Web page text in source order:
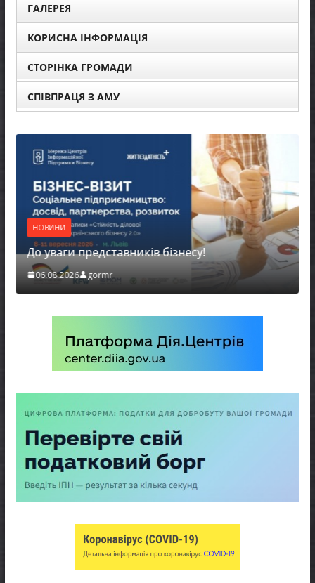
ГАЛЕРЕЯ
КОРИСНА ІНФОРМАЦІЯ
СТОРІНКА ГРОМАДИ
СПІВПРАЦЯ З АМУ
НОВИНИ
До уваги представників бізнесу!
06.08.2026 gormr